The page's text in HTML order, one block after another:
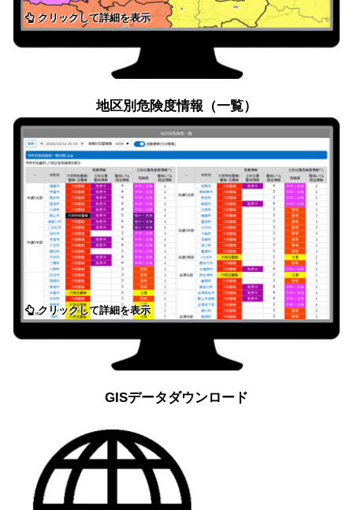
クリックして詳細を表示
地区別危険度情報（一覧）
クリックして詳細を表示
GISデータダウンロード